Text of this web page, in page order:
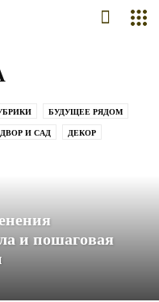
БУДУЩЕЕ РЯДОМ
ДВОР И САД ДЕКОР
и пошаговая